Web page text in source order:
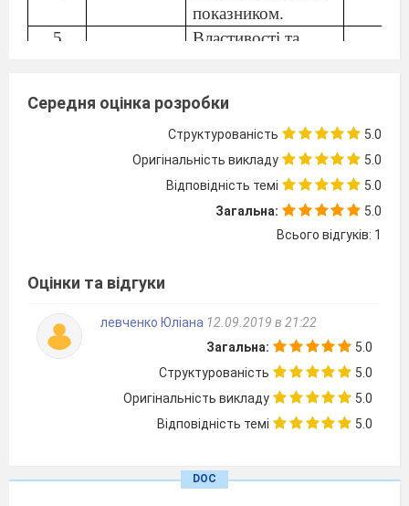
показником.
5
Властивості та
функції.
Властивості та
графік
показникової
функції.
Показникові та
8
Показникові та
логарифмічні
рівняння і
нерівності.
Показникові та
рівняння і
нерівності.
Середня оцінка розробки
Структурованість
5.0
Оригінальність викладу
5.0
Відповідність темі
5.0
Загальна:
5.0
Всього відгуків: 1
Оцінки та відгуки
левченко Юліана 12.09.2019 в 21:22
Загальна:
5.0
Структурованість
5.0
Оригінальність викладу
5.0
Відповідність темі
5.0
DOC